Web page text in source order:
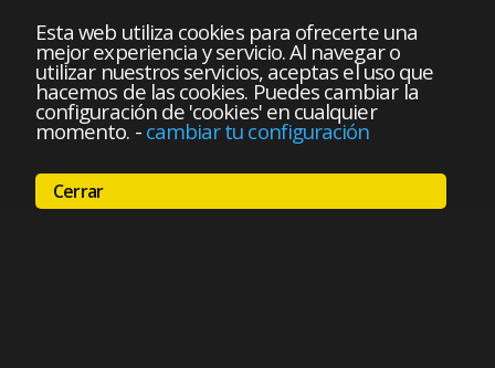
Esta web utiliza cookies para ofrecerte una
mejor experiencia y servicio. Al navegar o
utilizar nuestros servicios, aceptas el uso que
hacemos de las cookies. Puedes cambiar la
configuración de 'cookies' en cualquier
momento. - cambiar tu configuración
Cerrar